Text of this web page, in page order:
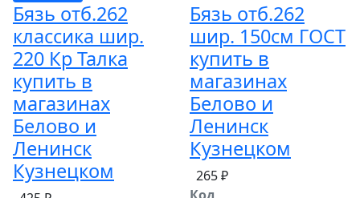
Бязь отб.262
классика шир.
220 Кр Талка
купить в
магазинах
Белово и
Ленинск
Кузнецком
Бязь отб.262
шир. 150см ГОСТ
купить в
магазинах
Белово и
Ленинск
Кузнецком
265 ₽